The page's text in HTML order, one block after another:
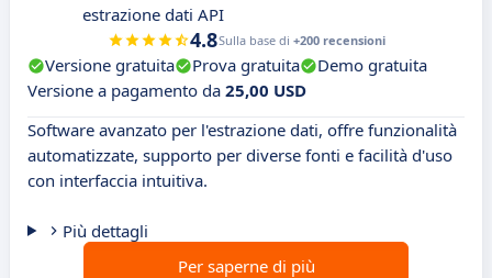
estrazione dati API
4.8Sulla base di +200 recensioni
Versione gratuita Prova gratuita
Demo gratuita
Versione a pagamento da 25,00 USD
Software avanzato per l'estrazione dati, offre funzionalità
automatizzate, supporto per diverse fonti e facilità d'uso
con interfaccia intuitiva.
Più dettagli
Per saperne di più